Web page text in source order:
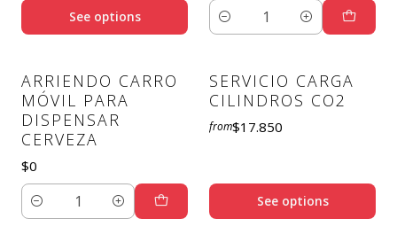
See options
Quantity
ARRIENDO CARRO
MÓVIL PARA
DISPENSAR
CERVEZA
$0
Quantity
SERVICIO CARGA
CILINDROS CO2
from$17.850
See options